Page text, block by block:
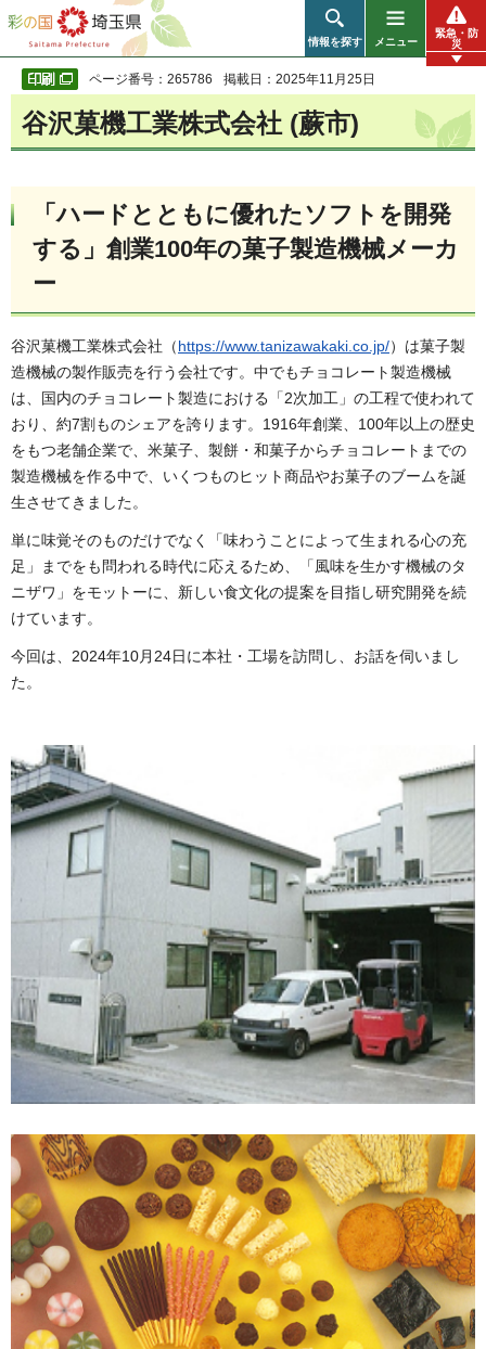
彩の国 埼玉県
情報を探す メニュー
緊急・防
災
ページ番号：265786 掲載日：2025年11月25日
谷沢菓機工業株式会社 (蕨市)
「ハードとともに優れたソフトを開発
する」創業100年の菓子製造機械メーカ
ー
谷沢菓機工業株式会社（https://www.tanizawakaki.co.jp/）は菓子製
造機械の製作販売を行う会社です。中でもチョコレート製造機械
は、国内のチョコレート製造における「2次加工」の工程で使われて
おり、約7割ものシェアを誇ります。1916年創業、100年以上の歴史
をもつ老舗企業で、米菓子、製餅・和菓子からチョコレートまでの
製造機械を作る中で、いくつものヒット商品やお菓子のブームを誕
生させてきました。
単に味覚そのものだけでなく「味わうことによって生まれる心の充
足」までをも問われる時代に応えるため、「風味を生かす機械のタ
ニザワ」をモットーに、新しい食文化の提案を目指し研究開発を続
けています。
今回は、2024年10月24日に本社・工場を訪問し、お話を伺いまし
た。